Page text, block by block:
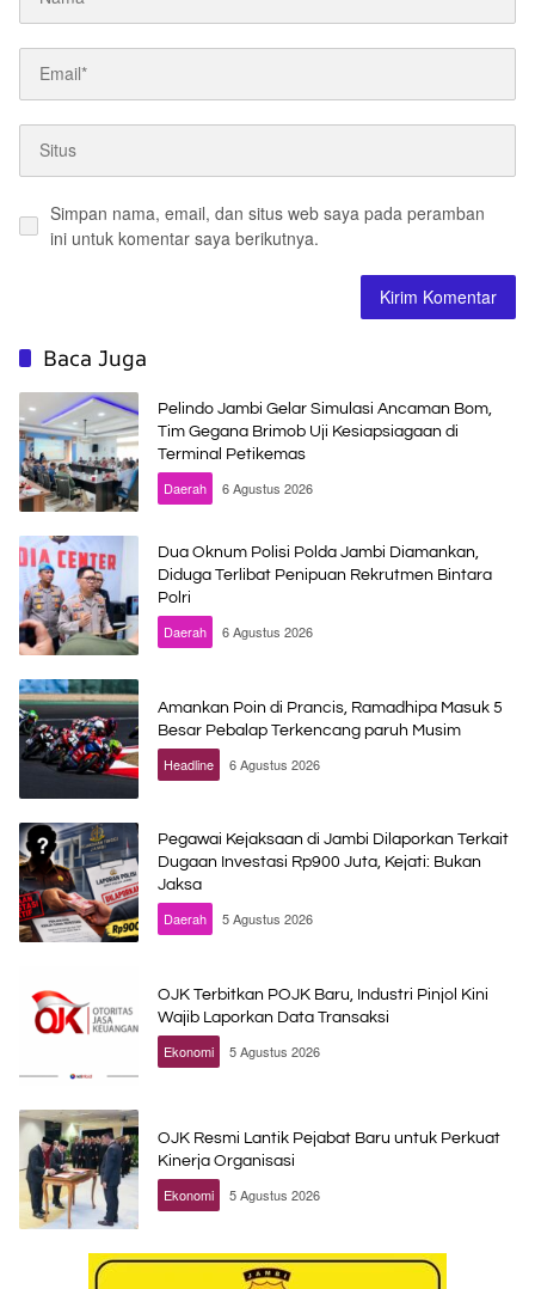
Simpan nama, email, dan situs web saya pada peramban
ini untuk komentar saya berikutnya.
Baca Juga
Pelindo Jambi Gelar Simulasi Ancaman Bom,
Tim Gegana Brimob Uji Kesiapsiagaan di
Terminal Petikemas
Daerah 6 Agustus 2026
Dua Oknum Polisi Polda Jambi Diamankan,
Diduga Terlibat Penipuan Rekrutmen Bintara
Polri
Daerah 6 Agustus 2026
Amankan Poin di Prancis, Ramadhipa Masuk 5
Besar Pebalap Terkencang paruh Musim
Headline 6 Agustus 2026
Pegawai Kejaksaan di Jambi Dilaporkan Terkait
Dugaan Investasi Rp900 Juta, Kejati: Bukan
Jaksa
Daerah 5 Agustus 2026
OJK Terbitkan POJK Baru, Industri Pinjol Kini
Wajib Laporkan Data Transaksi
Ekonomi 5 Agustus 2026
OJK Resmi Lantik Pejabat Baru untuk Perkuat
Kinerja Organisasi
Ekonomi 5 Agustus 2026